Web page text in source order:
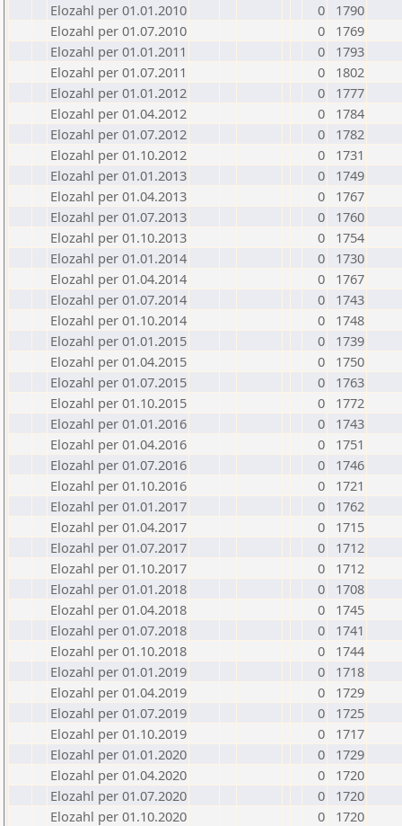
Elozahl per 01.01.2010
0
1790
Elozahl per 01.07.2010
0
1769
Elozahl per 01.01.2011
0
1793
Elozahl per 01.07.2011
0
1802
Elozahl per 01.01.2012
0
1777
Elozahl per 01.04.2012
0
1784
Elozahl per 01.07.2012
0
1782
Elozahl per 01.10.2012
0
1731
Elozahl per 01.01.2013
0
1749
Elozahl per 01.04.2013
0
1767
Elozahl per 01.07.2013
0
1760
Elozahl per 01.10.2013
0
1754
Elozahl per 01.01.2014
0
1730
Elozahl per 01.04.2014
0
1767
Elozahl per 01.07.2014
0
1743
Elozahl per 01.10.2014
0
1748
Elozahl per 01.01.2015
0
1739
Elozahl per 01.04.2015
0
1750
Elozahl per 01.07.2015
0
1763
Elozahl per 01.10.2015
0
1772
Elozahl per 01.01.2016
0
1743
Elozahl per 01.04.2016
0
1751
Elozahl per 01.07.2016
0
1746
Elozahl per 01.10.2016
0
1721
Elozahl per 01.01.2017
0
1762
Elozahl per 01.04.2017
0
1715
Elozahl per 01.07.2017
0
1712
Elozahl per 01.10.2017
0
1712
Elozahl per 01.01.2018
0
1708
Elozahl per 01.04.2018
0
1745
Elozahl per 01.07.2018
0
1741
Elozahl per 01.10.2018
0
1744
Elozahl per 01.01.2019
0
1718
Elozahl per 01.04.2019
0
1729
Elozahl per 01.07.2019
0
1725
Elozahl per 01.10.2019
0
1717
Elozahl per 01.01.2020
0
1729
Elozahl per 01.04.2020
0
1720
Elozahl per 01.07.2020
0
1720
Elozahl per 01.10.2020
0
1720